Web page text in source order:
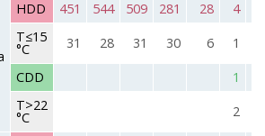
HDD 451 544 509 281 28
4
T≤15
°C 31 28 31 30 6
1
CDD
1
T>22
°C 2